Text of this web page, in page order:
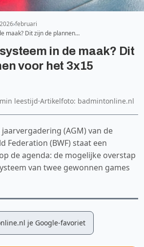
2026 februari
maak? Dit zijn de plannen…
in de maak? Dit
voor het 3x15
leestijd·Artikelfoto: badmintonline.nl
(AGM) van de
Federation (BWF) staat een
de agenda: de mogelijke overstap
van twee gewonnen games
je Google-favoriet